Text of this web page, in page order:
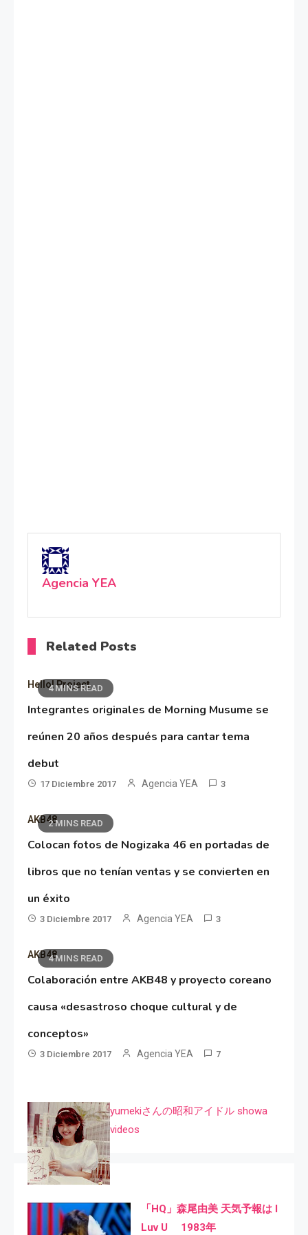
Agencia YEA
Related Posts
4 MINS READ
Hello! Project
Integrantes originales de Morning Musume se
reúnen 20 años después para cantar tema
debut
17 Diciembre 2017 Agencia YEA 3
2 MINS READ
AKB48
Colocan fotos de Nogizaka 46 en portadas de
libros que no tenían ventas y se convierten en
un éxito
3 Diciembre 2017 Agencia YEA 3
4 MINS READ
AKB48
Colaboración entre AKB48 y proyecto coreano
causa «desastroso choque cultural y de
conceptos»
3 Diciembre 2017 Agencia YEA 7
yumekiさんの昭和アイドル showa
videos
「HQ」森尾由美 天気予報は I
Luv U 1983年